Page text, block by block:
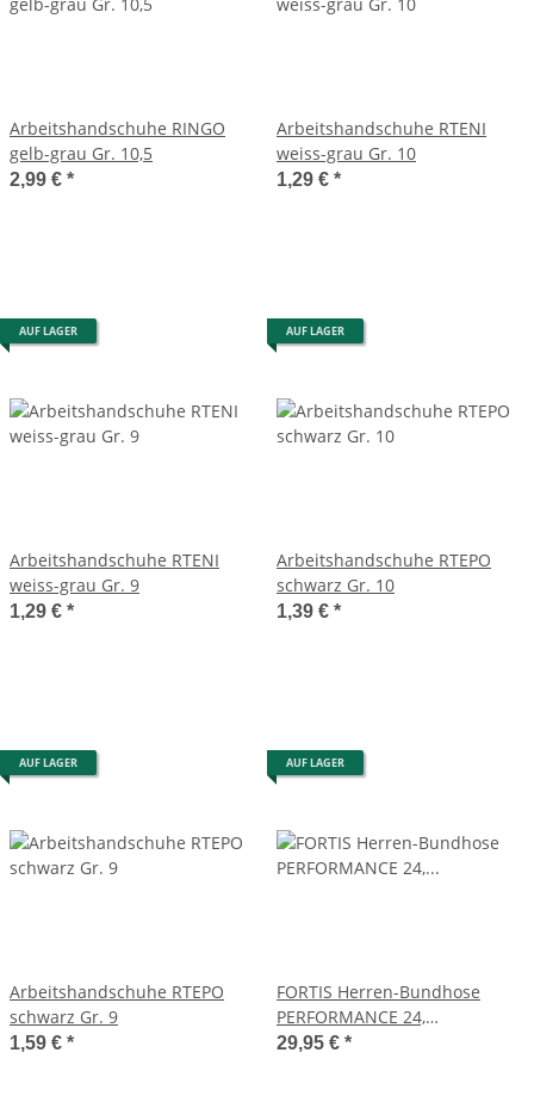
Arbeitshandschuhe RINGO
gelb-grau Gr. 10,5
2,99 € *
Arbeitshandschuhe RTENI
weiss-grau Gr. 10
1,29 € *
AUF LAGER
Arbeitshandschuhe RTENI
weiss-grau Gr. 9
1,29 € *
AUF LAGER
Arbeitshandschuhe RTEPO
schwarz Gr. 10
1,39 € *
AUF LAGER
Arbeitshandschuhe RTEPO
schwarz Gr. 9
1,59 € *
AUF LAGER
FORTIS Herren-Bundhose
PERFORMANCE 24,
schwarz/türkis, Gr. 50
29,95 € *